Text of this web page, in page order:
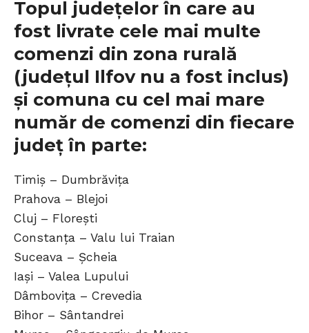
Topul județelor în care au
fost livrate cele mai multe
comenzi din zona rurală
(județul Ilfov nu a fost inclus)
și comuna cu cel mai mare
număr de comenzi din fiecare
județ în parte:
Timiș – Dumbrăvița
Prahova – Blejoi
Cluj – Florești
Constanța – Valu lui Traian
Suceava – Șcheia
Iași – Valea Lupului
Dâmbovița – Crevedia
Bihor – Sântandrei